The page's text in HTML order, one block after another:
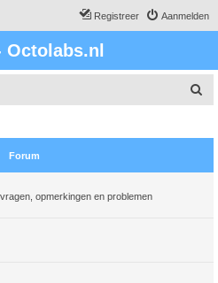
Aanmelden
Registreer
Octolabs.nl
Forum
opmerkingen en problemen